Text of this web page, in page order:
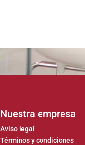
Nuestra empresa
Aviso legal
Términos y condiciones